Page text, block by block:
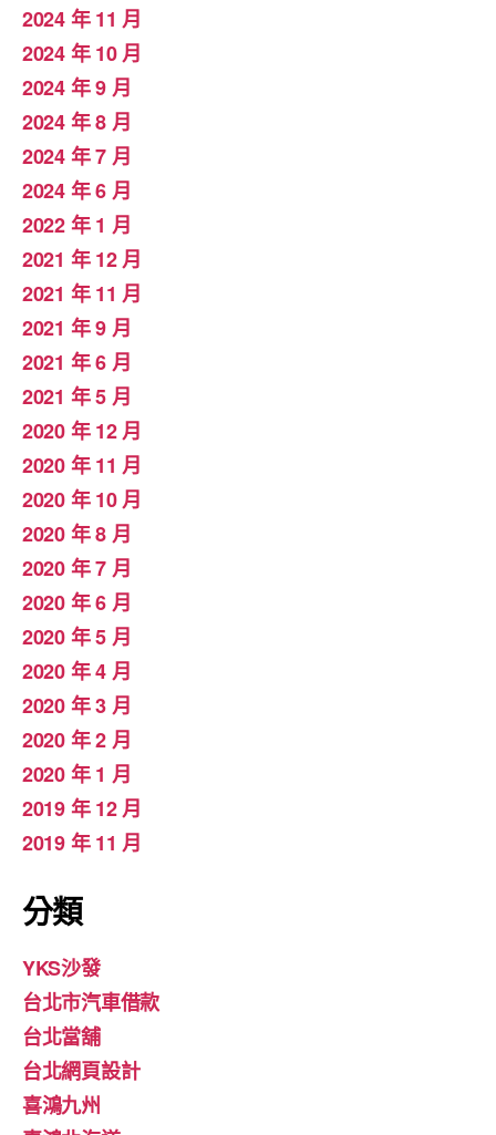
2024 年 11 月
2024 年 10 月
2024 年 9 月
2024 年 8 月
2024 年 7 月
2024 年 6 月
2022 年 1 月
2021 年 12 月
2021 年 11 月
2021 年 9 月
2021 年 6 月
2021 年 5 月
2020 年 12 月
2020 年 11 月
2020 年 10 月
2020 年 8 月
2020 年 7 月
2020 年 6 月
2020 年 5 月
2020 年 4 月
2020 年 3 月
2020 年 2 月
2020 年 1 月
2019 年 12 月
2019 年 11 月
分類
YKS沙發
台北市汽車借款
台北當舖
台北網頁設計
喜鴻九州